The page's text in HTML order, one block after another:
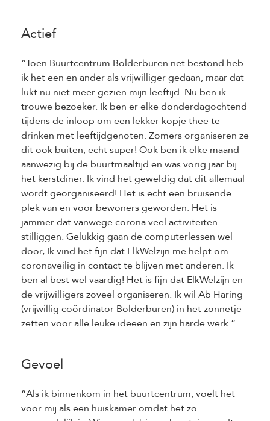
Actief
“Toen Buurtcentrum Bolderburen net bestond heb
ik het een en ander als vrijwilliger gedaan, maar dat
lukt nu niet meer gezien mijn leeftijd. Nu ben ik
trouwe bezoeker. Ik ben er elke donderdagochtend
tijdens de inloop om een lekker kopje thee te
drinken met leeftijdgenoten. Zomers organiseren ze
dit ook buiten, echt super! Ook ben ik elke maand
aanwezig bij de buurtmaaltijd en was vorig jaar bij
het kerstdiner. Ik vind het geweldig dat dit allemaal
wordt georganiseerd! Het is echt een bruisende
plek van en voor bewoners geworden. Het is
jammer dat vanwege corona veel activiteiten
stilliggen. Gelukkig gaan de computerlessen wel
door, Ik vind het fijn dat ElkWelzijn me helpt om
coronaveilig in contact te blijven met anderen. Ik
ben al best wel vaardig! Het is fijn dat ElkWelzijn en
de vrijwilligers zoveel organiseren. Ik wil Ab Haring
(vrijwillig coördinator Bolderburen) in het zonnetje
zetten voor alle leuke ideeën en zijn harde werk.”
Gevoel
“Als ik binnenkom in het buurtcentrum, voelt het
voor mij als een huiskamer omdat het zo